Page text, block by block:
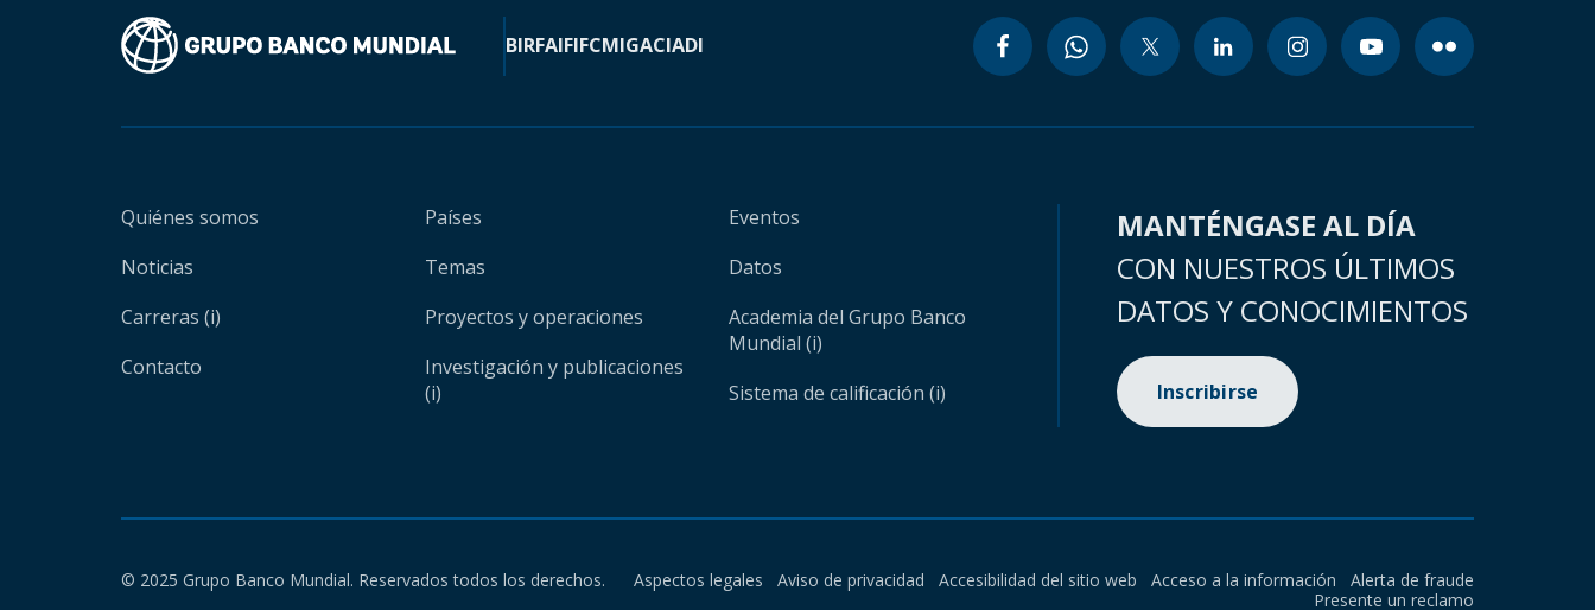
BIRFAIFIFCMIGACIADI
Quiénes somos
Noticias
Carreras (i)
Contacto
Países
Temas
Proyectos y operaciones
Investigación y publicaciones
(i)
Eventos
Datos
Academia del Grupo Banco
Mundial (i)
Sistema de calificación (i)
MANTÉNGASE AL DÍA
CON NUESTROS ÚLTIMOS
DATOS Y CONOCIMIENTOS
Inscribirse
© 2025 Grupo Banco Mundial. Reservados todos los derechos. Aspectos legales Aviso de privacidad Accesibilidad del sitio web Acceso a la información
Alerta de fraude
Presente un reclamo